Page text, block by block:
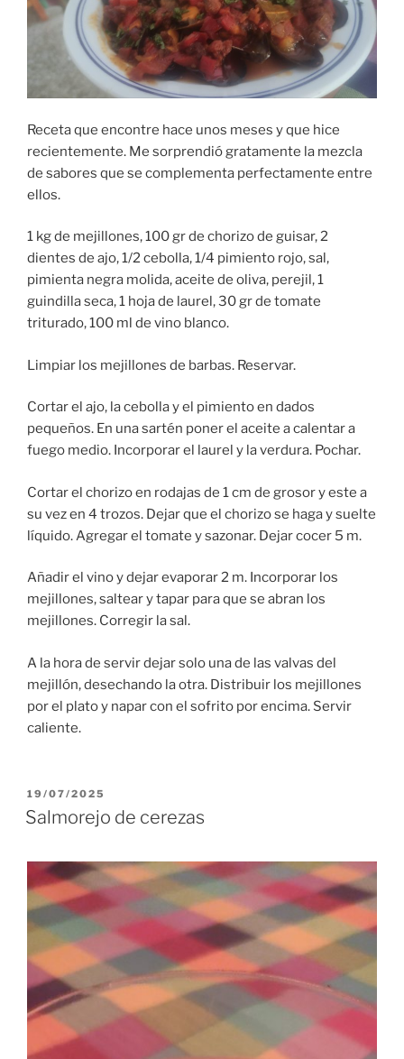
Receta que encontre hace unos meses y que hice
recientemente. Me sorprendió gratamente la mezcla
de sabores que se complementa perfectamente entre
ellos.
1 kg de mejillones, 100 gr de chorizo de guisar, 2
dientes de ajo, 1/2 cebolla, 1/4 pimiento rojo, sal,
pimienta negra molida, aceite de oliva, perejil, 1
guindilla seca, 1 hoja de laurel, 30 gr de tomate
triturado, 100 ml de vino blanco.
Limpiar los mejillones de barbas. Reservar.
Cortar el ajo, la cebolla y el pimiento en dados
pequeños. En una sartén poner el aceite a calentar a
fuego medio. Incorporar el laurel y la verdura. Pochar.
Cortar el chorizo en rodajas de 1 cm de grosor y este a
su vez en 4 trozos. Dejar que el chorizo se haga y suelte
líquido. Agregar el tomate y sazonar. Dejar cocer 5 m.
Añadir el vino y dejar evaporar 2 m. Incorporar los
mejillones, saltear y tapar para que se abran los
mejillones. Corregir la sal.
A la hora de servir dejar solo una de las valvas del
mejillón, desechando la otra. Distribuir los mejillones
por el plato y napar con el sofrito por encima. Servir
caliente.
PUBLICADO
EL
19/07/2025
Salmorejo de cerezas